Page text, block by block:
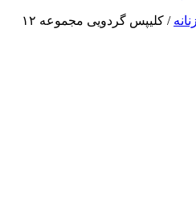
/ کلیپس گردویی مجموعه ۱۲